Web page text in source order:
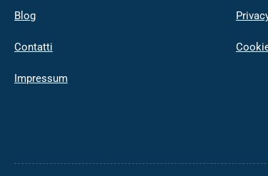
Blog
Contatti
Impressum